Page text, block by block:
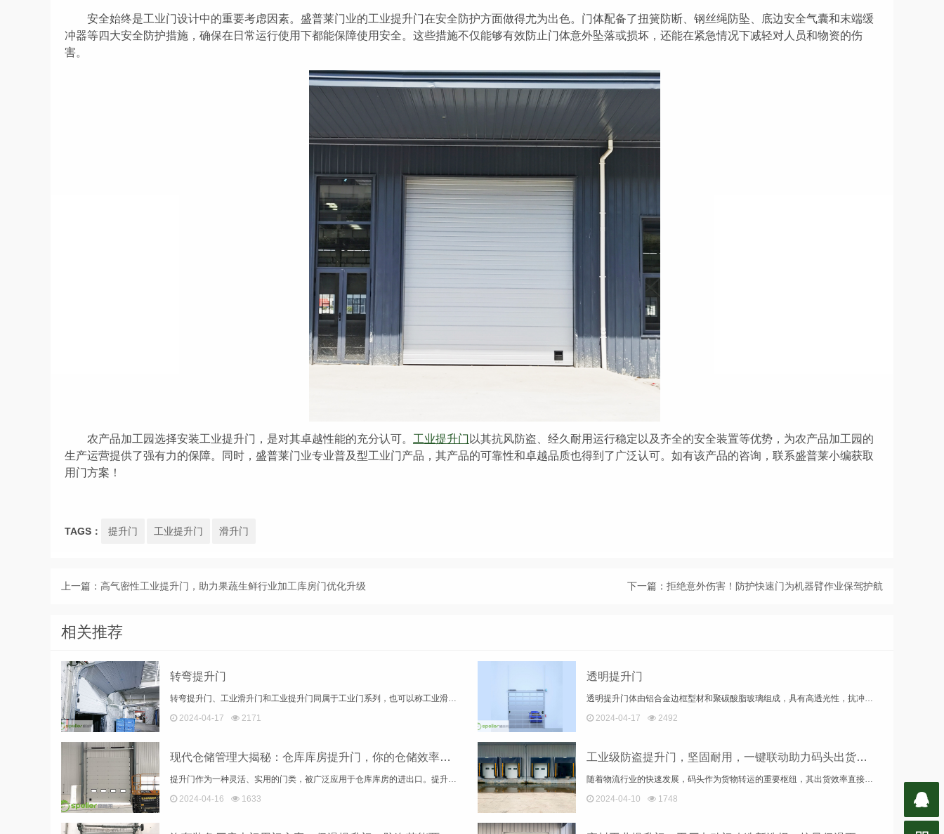
安全始终是工业门设计中的重要考虑因素。 盛普莱门业的工业提升门在安全防护方面做得尤为出色。门体配备了扭簧防断、钢丝绳防坠、底边安全气囊和末端缓
冲器等四大安全防护措施，确保在 日常运行使用下都能保障使用安全。这些措施不仅能够有效防止门体意外坠落或损坏，还能在紧急情况下减轻对人员和物资的伤
害。
农产品加工园选择安装工业提升门，是对其卓越性能的充分认可。 工业提升门 以其抗风防盗、 经久耐用运行稳定 以及齐全的安全装置等优势，为农产品加工园的
生产运营提供了强有力的保障。同时， 盛普莱门业专业普及型工业门产品 ，其产品的可靠性和卓越品质也得到了广泛认可。 如有该产品的咨询，联系盛普莱小编获取
用门方案！
TAGS： 提升门 工业提升门 滑升门
上一篇： 高气密性工业提升门，助力果蔬生鲜行业加工库房门优化升级 下一篇： 拒绝意外伤害！防护快速门为机器臂作业保驾护航
相关推荐
转弯提升门
转弯提升门、工业滑升门和工业提升门同属于工业门系列，也可以称工业滑升门为自动滑升门，电动滑升门等,工业提升门广泛用于医药、食品、电子、印刷、超市等洁净度要求高的厂房，具有外形美观、安全可靠、开启平稳、低噪音、密封与保温性能良好、节省空间及提高效率等特征，因此适用于各种建筑物的用门。
2024-04-17
2171
透明提升门
透明提升门体由铝合金边框型材和聚碳酸脂玻璃组成，具有高透光性，抗冲击力强是普通玻璃的100 倍。通体全透明视窗使建筑内部更加明亮、通透，达到与陈列橱窗一样的效果，室外对室内的展示一目了然。安装后使陈列室、展厅等建筑内部采光充足、通透豁达，使参观者漫步其中心情舒畅。
2024-04-17
2492
现代仓储管理大揭秘：仓库库房提升门，你的仓储效率升级神器！
提升门作为一种灵活、实用的门类，被广泛应用于仓库库房的进出口。提升门的特点是沿着轨道上下滑升，可转弯也可垂直提升，根据库房的安装条件进行选择，灵活性很大。本文将介绍提升门在仓库库房中的应用及其优势。 提升门作为一种灵活、实用的门类，被广泛应用于仓库库房的进出口。提升门的特点是沿着轨道上下滑升，可转弯也可垂直提升，根据库房的安装条件进行选择，灵活性很大。本文将介绍提升门在仓库库房中的应用及其优势。
2024-04-16
1633
工业级防盗提升门，坚固耐用，一键联动助力码头出货效率升级
随着物流行业的快速发展，码头作为货物转运的重要枢纽，其出货效率直接关系到整个物流链的顺畅性。在这样的背景下，工业级提升门的一键联动功能在码头出货口的应用，以其坚固耐用、便捷省力的特点，为码头作业带来了革命性的改变。下文为您拓展解析该产品的特点
2024-04-10
1748